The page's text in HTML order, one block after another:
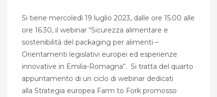
Si tiene mercoledì 19 luglio 2023, dalle ore 15.00 alle
ore 16.30, il webinar “Sicurezza alimentare e
sostenibilità del packaging per alimenti –
Orientamenti legislativi europei ed esperienze
innovative in Emilia-Romagna“. Si tratta del quarto
appuntamento di un ciclo di webinar dedicati
alla Strategia europea Farm to Fork promosso